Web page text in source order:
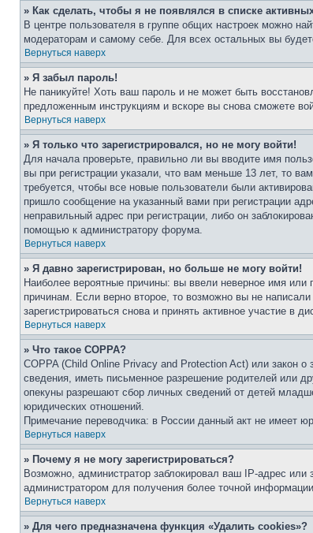
» Как сделать, чтобы я не появлялся в списке
В центре пользователя в группе общих настроек можно
модераторам и самому себе. Для всех остальных вы
Вернуться наверх
» Я забыл пароль!
Не паникуйте! Хоть ваш пароль и не может быть
предложенным инструкциям и вскоре вы снова сможете
Вернуться наверх
» Я только что зарегистрировался, но не могу войти!
Для начала проверьте, правильно ли вы вводите имя
вы при регистрации указали, что вам меньше 13 лет, то
требуется, чтобы все новые пользователи были
пришло сообщение на указанный вами при регистрации
неправильный адрес при регистрации, либо он
помощью к администратору форума.
Вернуться наверх
» Я давно зарегистрирован, но больше не могу войти!
Наиболее вероятные причины: вы ввели неверное имя или
причинам. Если верно второе, то возможно вы не
зарегистрироваться снова и принять активное участие в
Вернуться наверх
» Что такое COPPA?
COPPA (Child Online Privacy and Protection Act) или закон
сведения, иметь письменное разрешение родителей или
опекуны разрешают сбор личных сведений от детей
юридических отношений.
Примечание переводчика: в России данный акт не имеет
Вернуться наверх
» Почему я не могу зарегистрироваться?
Возможно, администратор заблокировал ваш IP-адрес
администратором для получения более точной
Вернуться наверх
» Для чего предназначена функция «Удалить cookies»?